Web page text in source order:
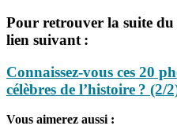
Pour retrouver la suite du
lien suivant :
Connaissez-vous ces 20
célèbres de l’histoire ? (2/
Vous aimerez aussi :